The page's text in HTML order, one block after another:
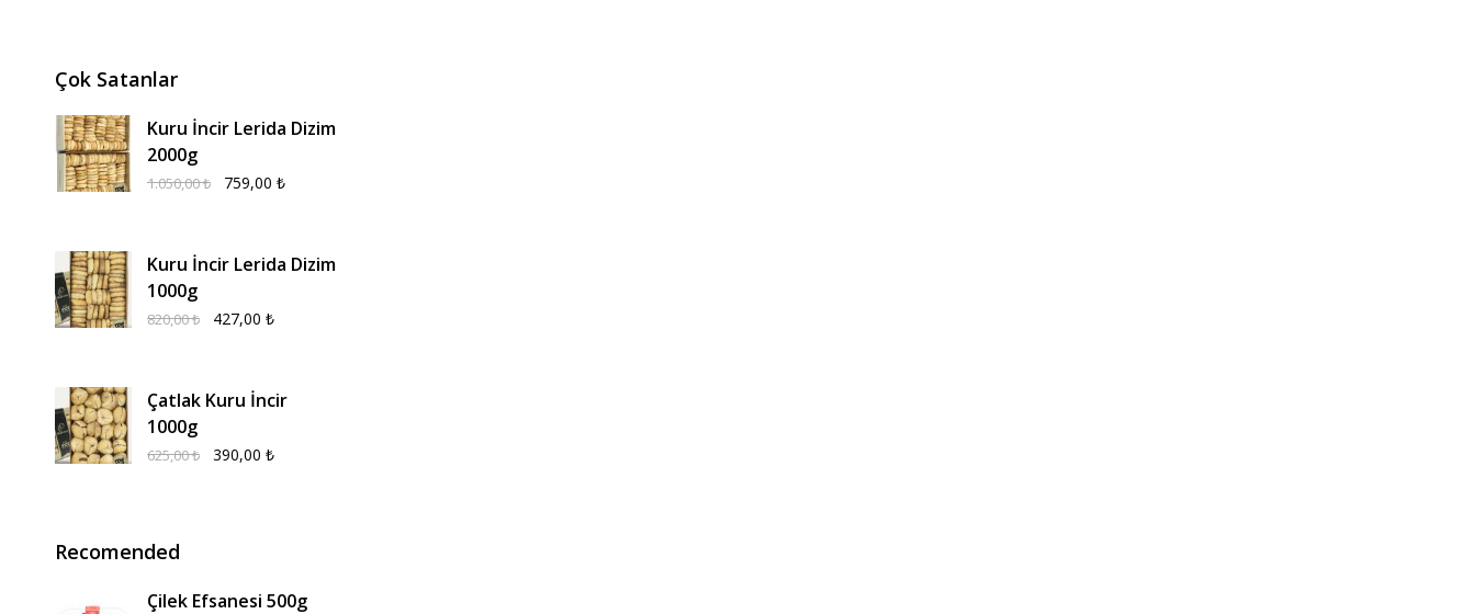
Çok Satanlar
Kuru İncir Lerida Dizim
2000g
1.050,00₺ 759,00 ₺
Kuru İncir Lerida Dizim
1000g
820,00₺ 427,00 ₺
Çatlak Kuru İncir
1000g
625,00₺ 390,00 ₺
Recomended
Çilek Efsanesi 500g